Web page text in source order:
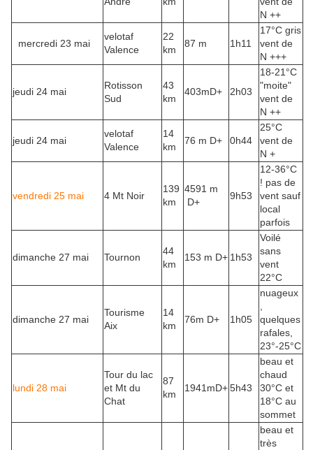
N ++
mercredi 23 mai
velotaf
Valence
22
km
87 m 1h11
17°C gris
vent de
N +++
jeudi 24 mai
Rotisson
Sud
43
km
403mD+ 2h03
18-21°C
"moite"
vent de
N ++
jeudi 24 mai
velotaf
Valence
14
km
76 m D+ 0h44
25°C
vent de
N +
vendredi 25 mai 4 Mt Noir
139
km
4591 m
D+
9h53
12-36°C
! pas de
vent sauf
local
parfois
dimanche 27 mai Tournon
44
km
153 m D+ 1h53
Voilé
sans
vent
22°C
dimanche 27 mai
Tourisme
Aix
14
km
76m D+ 1h05
nuageux
quelques
rafales,
23°-25°C
lundi 28 mai
Tour du lac
et Mt du
Chat
87
km
1941mD+5h43
beau et
chaud
30°C et
18°C au
sommet
beau et
très